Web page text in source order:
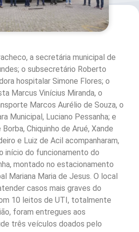
a secretária municipal de
o subsecretário Roberto
hospitalar Simone Flores; o
Marcus Vinícius Miranda, o
Marcos Aurélio de Souza, o
Municipal, Luciano Pessanha; e
Chiquinho de Arué, Xande
e Luiz de Acil acompanharam,
início do funcionamento do
montado no estacionamento
Mariana Maria de Jesus. O local
casos mais graves do
10 leitos de UTI, totalmente
foram entregues aos
três veículos doados pelo